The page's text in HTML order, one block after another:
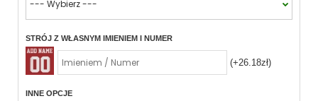
STRÓJ Z WŁASNYM IMIENIEM I NUMER
(+26.18zł)
INNE OPCJE